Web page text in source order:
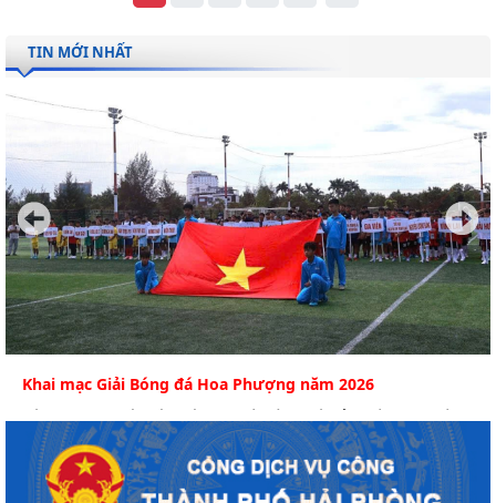
TIN MỚI NHẤT
Khai mạc Giải Bóng đá Hoa Phượng năm 2026
Sáng 6/8, tại Sân tập Câu lạc bộ Bóng đá Hải Phòng (phường
An Biên) diễn ra Lễ khai mạc Giải bóng...